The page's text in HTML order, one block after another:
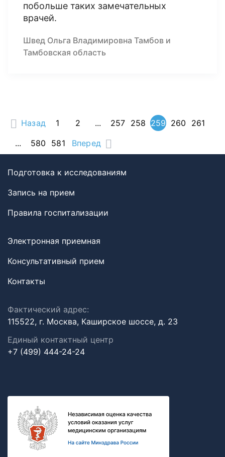
побольше таких замечательных
врачей.
Швед Ольга Владимировна Тамбов и
Тамбовская область
Назад 1 2 ... 257 258 259 260
261
...
580 581 Вперед
Подготовка к исследованиям
Запись на прием
Правила госпитализации
Электронная приемная
Консультативный прием
Контакты
Фактический адрес:
115522, г. Москва, Каширское шоссе, д. 23
Единый контактный центр
+7 (499) 444-24-24